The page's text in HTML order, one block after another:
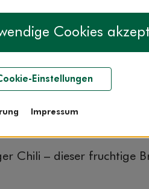
Chili – dieser fruchtige
Cookies
Einstellungen
Impressum